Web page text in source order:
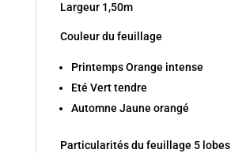
Largeur 1,50m
Couleur du feuillage
Printemps Orange intense
Eté Vert tendre
Automne Jaune orangé
Particularités du feuillage 5 lobes